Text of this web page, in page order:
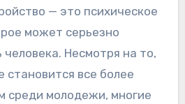
может серьезно
Несмотря на то,
становится все более
среди молодежи, многие